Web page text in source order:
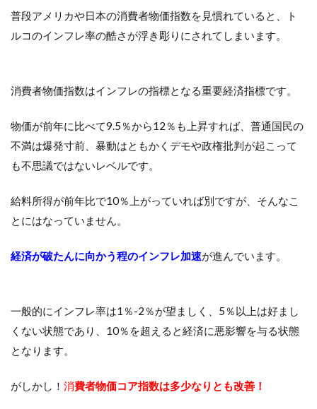
普段アメリカや日本の消費者物価指数を見慣れていると、ト
ルコのインフレ率の酷さが浮き彫りにされてしまいます。
消費者物価指数はインフレの指標となる重要経済指標です。
物価が前年に比べて9.5％から12％も上昇すれば、普通国民の
不満は爆発寸前、暴動はともかくデモや政権批判が起こって
も不思議ではないレベルです。
給料所得が前年比で10％上がっていれば別ですが、そんなこ
とにはなっていません。
経済が破たんに向かう程のインフレ加速が進んでいます。
一般的にインフレ率は1％-2％が望ましく、5％以上は好まし
くない状態であり、10％を超えると経済に悪影響を与る状態
となります。
がしかし！ 消費者物価コア指数は多少なりとも改善！